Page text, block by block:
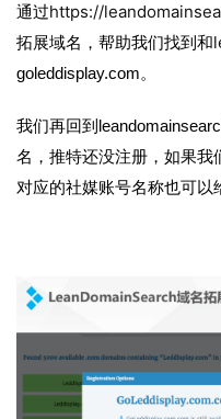
通过https://
拓展域名，帮助我们找到和
goleddisplay.com。
我们再回到
名，推特还没注册，如果我
对应的社媒账号名称也可以